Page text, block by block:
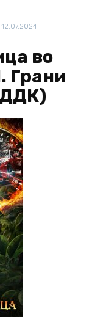
12.07.2024
во
Грани